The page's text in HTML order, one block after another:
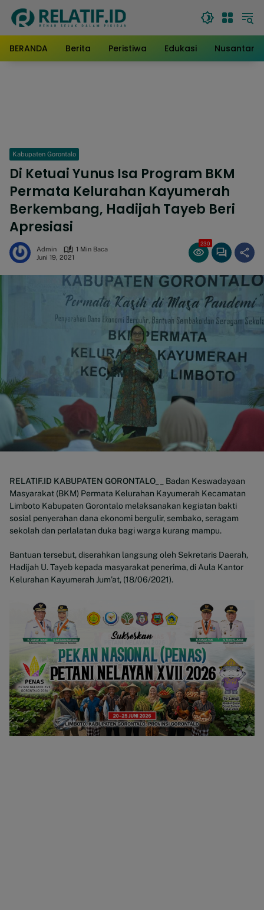
konten
BERANDA Berita Peristiwa Edukasi Nusantara
Kabupaten Gorontalo
Di Ketuai Yunus Isa Program BKM
Permata Kelurahan Kayumerah
Berkembang, Hadijah Tayeb Beri
Apresiasi
Admin
1 Min Baca
Juni 19, 2021
230
RELATIF.ID KABUPATEN GORONTALO__
Badan Keswadayaan
Masyarakat (BKM) Permata Kelurahan Kayumerah Kecamatan
Limboto Kabupaten Gorontalo melaksanakan kegiatan bakti
sosial penyerahan dana ekonomi bergulir, sembako, seragam
sekolah dan perlalatan duka bagi warga kurang mampu.
Bantuan tersebut, diserahkan langsung oleh Sekretaris Daerah,
Hadijah U. Tayeb kepada masyarakat penerima, di Aula Kantor
Kelurahan Kayumerah Jum’at, (18/06/2021).